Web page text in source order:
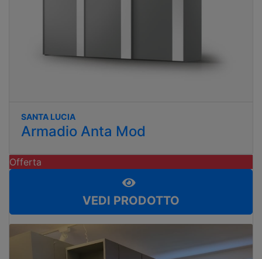
SANTA LUCIA
Armadio Anta Mod
Offerta
VEDI PRODOTTO